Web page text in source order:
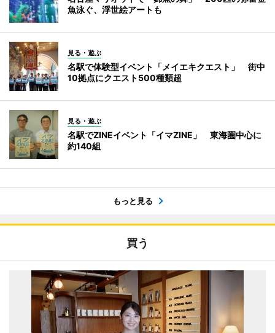
魚泳ぐ、浮世絵アートも
見る・遊ぶ
名駅で体験型イベント「メイエキクエスト」 街中
10拠点にクエスト500種類超
見る・遊ぶ
名駅でZINEイベント「イマZINE」 東海圏中心に
約140組
もっと見る
買う